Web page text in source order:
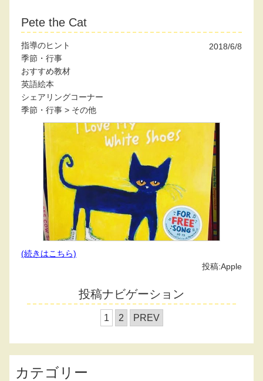
Pete the Cat
2018/6/8
指導のヒント
季節・行事
おすすめ教材
英語絵本
シェアリングコーナー
季節・行事 > その他
(続きはこちら)
投稿:Apple
投稿ナビゲーション
1 2 PREV
カテゴリー